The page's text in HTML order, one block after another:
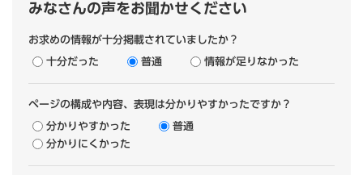
みなさんの声をお聞かせください
お求めの情報が十分掲載されていましたか？
十分だった 普通 情報が足りなかった
ページの構成や内容、表現は分かりやすかったですか？
分かりやすかった
普通
分かりにくかった